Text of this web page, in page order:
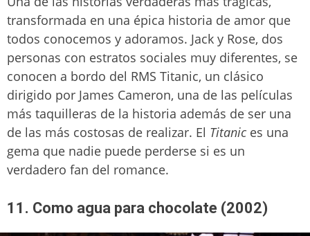
transformada en una épica historia de amor que
todos conocemos y adoramos. Jack y Rose, dos
personas con estratos sociales muy diferentes, se
conocen a bordo del RMS Titanic, un clásico
dirigido por James Cameron, una de las películas
más taquilleras de la historia además de ser una
de las más costosas de realizar. El Titanic es una
gema que nadie puede perderse si es un
verdadero fan del romance.
11. Como agua para chocolate (2002)